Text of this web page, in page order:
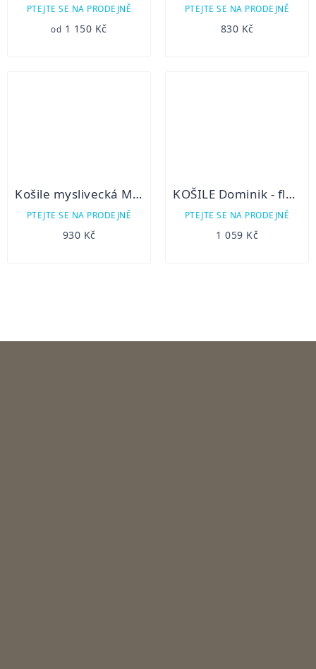
PTEJTE SE NA PRODEJNĚ
od 1 150 Kč
PTEJTE SE NA PRODEJNĚ
830 Kč
Košile myslivecká Marek
PTEJTE SE NA PRODEJNĚ
930 Kč
KOŠILE Dominik - flanelová
PTEJTE SE NA PRODEJNĚ
1 059 Kč